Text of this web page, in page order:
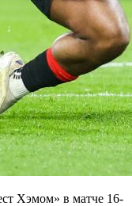
Хэмом» в матче 16-